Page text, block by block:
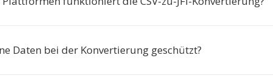
Daten bei der Konvertierung geschützt?